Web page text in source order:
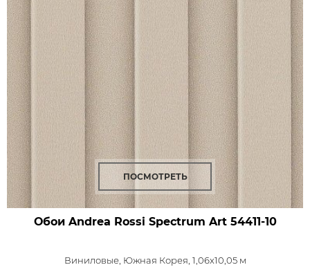
ПОСМОТРЕТЬ
Обои Andrea Rossi Spectrum Art54411-10
Виниловые, Южная Корея, 1,06x10,05 м